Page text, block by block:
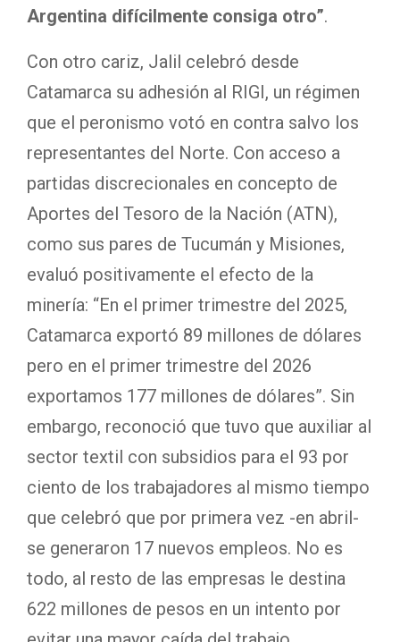
Argentina difícilmente consiga otro”.
Con otro cariz, Jalil celebró desde
Catamarca su adhesión al RIGI, un régimen
que el peronismo votó en contra salvo los
representantes del Norte. Con acceso a
partidas discrecionales en concepto de
Aportes del Tesoro de la Nación (ATN),
como sus pares de Tucumán y Misiones,
evaluó positivamente el efecto de la
minería: “En el primer trimestre del 2025,
Catamarca exportó 89 millones de dólares
pero en el primer trimestre del 2026
exportamos 177 millones de dólares”. Sin
embargo, reconoció que tuvo que auxiliar al
sector textil con subsidios para el 93 por
ciento de los trabajadores al mismo tiempo
que celebró que por primera vez -en abril-
se generaron 17 nuevos empleos. No es
todo, al resto de las empresas le destina
622 millones de pesos en un intento por